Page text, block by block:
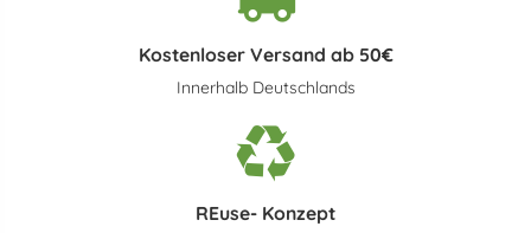
Kostenloser Versand ab 50€
Innerhalb Deutschlands
REuse- Konzept